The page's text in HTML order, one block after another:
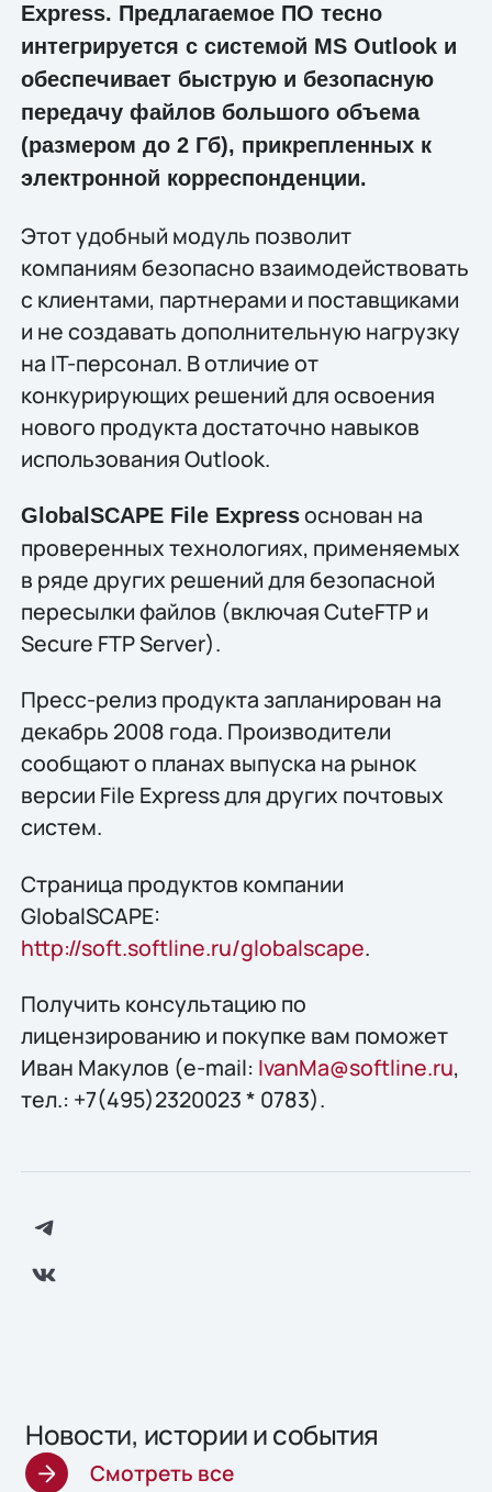
Express. Предлагаемое ПО тесно
интегрируется с системой MS Outlook и
обеспечивает быструю и безопасную
передачу файлов большого объема
(размером до 2 Гб), прикрепленных к
электронной корреспонденции.
Этот удобный модуль позволит
компаниям безопасно взаимодействовать
с клиентами, партнерами и поставщиками
и не создавать дополнительную нагрузку
на IT-персонал. В отличие от
конкурирующих решений для освоения
нового продукта достаточно навыков
использования Outlook.
GlobalSCAPE File Expressоснован на
проверенных технологиях, применяемых
в ряде других решений для безопасной
пересылки файлов (включая CuteFTP и
Secure FTP Server).
Пресс-релиз продукта запланирован на
декабрь 2008 года. Производители
сообщают о планах выпуска на рынок
версии File Express для других почтовых
систем.
Страница продуктов компании
GlobalSCAPE:
http://soft.softline.ru/globalscape.
Получить конcультацию по
лицензированию и покупке вам поможет
Иван Макулов (e-mail: IvanMa@softline.ru,
тел.: +7(495)2320023 * 0783).
Новости, истории и события
Смотреть все